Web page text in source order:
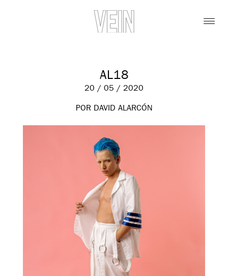
AL18
20 / 05 / 2020
POR DAVID ALARCÓN